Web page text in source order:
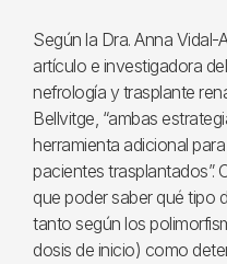
Según la Dra. Anna Vidal-
artículo e investigadora
nefrología y trasplante
Bellvitge, “ambas
herramienta adicional
pacientes trasplantados”.
que poder saber qué tipo
tanto según los
dosis de inicio) como